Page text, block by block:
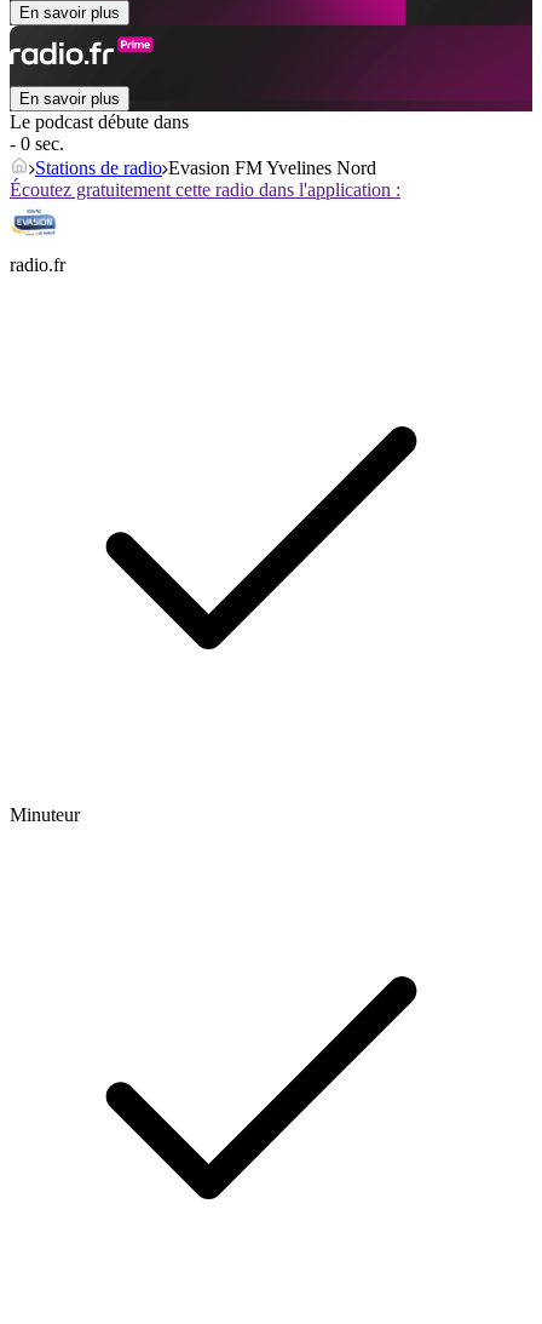
En savoir plus
En savoir plus
Le podcast débute dans
- 0 sec.
Stations de radio Evasion FM Yvelines Nord
Écoutez gratuitement cette radio dans l'application :
radio.fr
Minuteur